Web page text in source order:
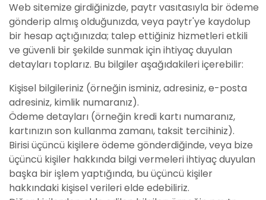
Web sitemize girdiğinizde, paytr vasıtasıyla bir ödeme
gönderip almış olduğunızda, veya paytr'ye kaydolup
bir hesap açtığınızda; talep ettiğiniz hizmetleri etkili
ve güvenli bir şekilde sunmak için ihtiyaç duyulan
detayları toplarız. Bu bilgiler aşağıdakileri içerebilir:
Kişisel bilgileriniz (örneğin isminiz, adresiniz, e-posta
adresiniz, kimlik numaranız).
Ödeme detayları (örneğin kredi kartı numaranız,
kartınızın son kullanma zamanı, taksit tercihiniz).
Birisi üçüncü kişilere ödeme gönderdiğinde, veya bize
üçüncü kişiler hakkında bilgi vermeleri ihtiyaç duyulan
başka bir işlem yaptığında, bu üçüncü kişiler
hakkındaki kişisel verileri elde edebiliriz.